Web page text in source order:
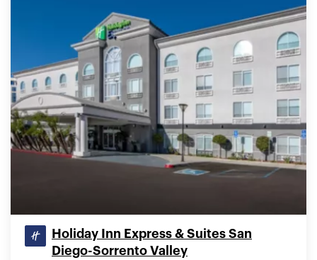
Holiday Inn Express & Suites San
Diego-Sorrento Valley